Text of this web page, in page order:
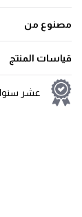
مصنوع من
قياسات المنتج
عشر